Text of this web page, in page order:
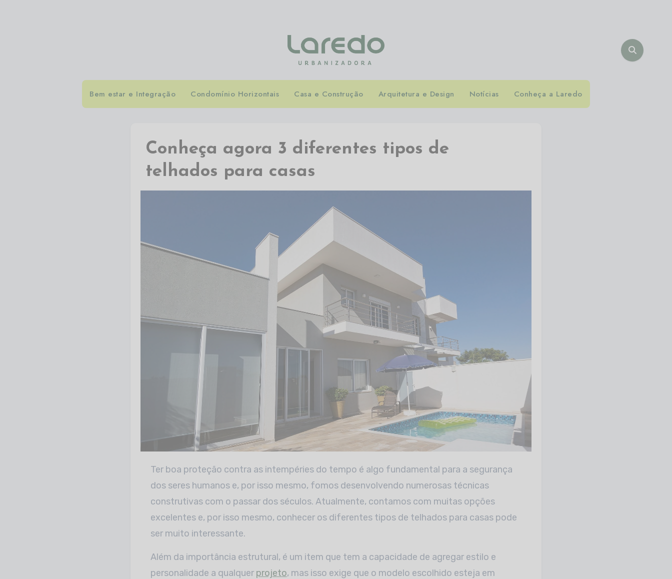
Bem estar e Integração Condomínio Horizontais Casa e Construção Arquitetura e Design Notícias Conheça a Laredo
Conheça agora 3 diferentes tipos de
telhados para casas
Ter boa proteção contra as intempéries do tempo é algo fundamental para a segurança
dos seres humanos e, por isso mesmo, fomos desenvolvendo numerosas técnicas
construtivas com o passar dos séculos. Atualmente, contamos com muitas opções
excelentes e, por isso mesmo, conhecer os diferentes tipos de telhados para casas pode
ser muito interessante.
Além da importância estrutural, é um item que tem a capacidade de agregar estilo e
personalidade a qualquer projeto, mas isso exige que o modelo escolhido esteja em